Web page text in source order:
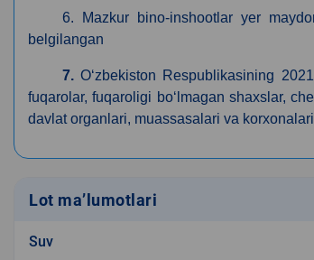
6. Mazkur bino-inshootlar yer
belgilangan
7.O‘zbekiston Respublikasining
fuqarolar, fuqaroligi bo‘lmagan shaxslar,
davlat organlari, muassasalari va
Lot ma’lumotlari
Suv